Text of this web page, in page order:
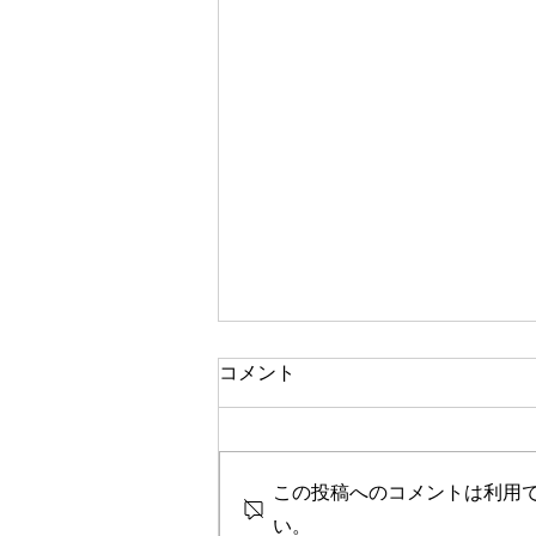
セラピーfile#112
コメント
この投稿へのコメントは利用
い。